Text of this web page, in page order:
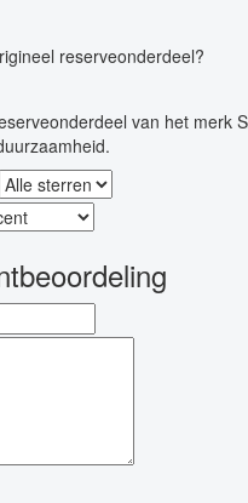
reserveonderdeel?
van het merk